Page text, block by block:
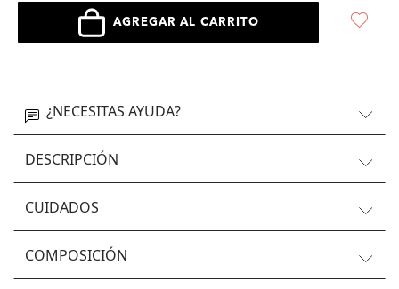
AGREGAR AL CARRITO
¿NECESITAS AYUDA?
DESCRIPCIÓN
CUIDADOS
COMPOSICIÓN